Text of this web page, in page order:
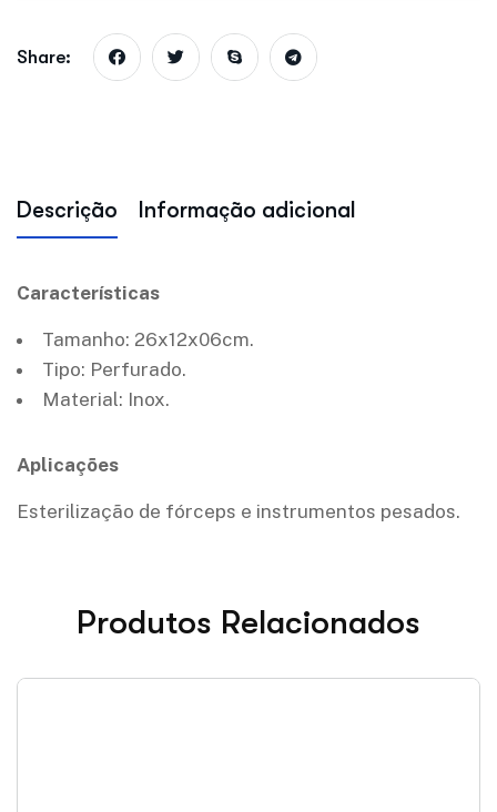
Share:
Descrição Informação adicional
Características
Tamanho: 26x12x06cm.
Tipo: Perfurado.
Material: Inox.
Aplicações
Esterilização de fórceps e instrumentos pesados.
Produtos Relacionados